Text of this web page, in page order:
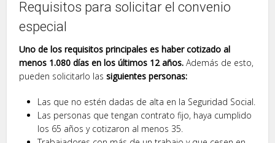
Requisitos para solicitar el convenio
especial
Uno de los requisitos principales es haber cotizado al
menos 1.080 días en los últimos 12 años.Además de esto,
pueden solicitarlo lassiguientes personas:
Las que no estén dadas de alta en la Seguridad Social.
Las personas que tengan contrato fijo, haya cumplido
los 65 años y cotizaron al menos 35.